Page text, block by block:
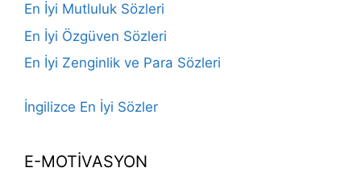
En İyi Mutluluk Sözleri
En İyi Özgüven Sözleri
En İyi Zenginlik ve Para Sözleri
İngilizce En İyi Sözler
E-MOTİVASYON